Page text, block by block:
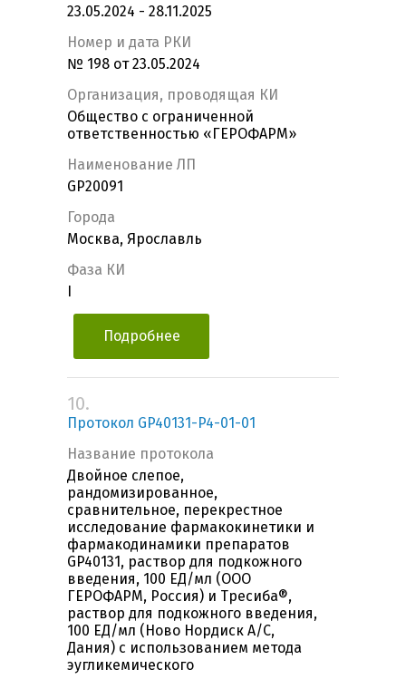
23.05.2024 - 28.11.2025
Номер и дата РКИ
№ 198 от 23.05.2024
Организация, проводящая КИ
Общество с ограниченной
ответственностью «ГЕРОФАРМ»
Наименование ЛП
GP20091
Города
Москва, Ярославль
Фаза КИ
Подробнее
10.
Протокол GP40131-P4-01-01
Название протокола
Двойное слепое,
рандомизированное,
сравнительное, перекрестное
исследование фармакокинетики и
фармакодинамики препаратов
GP40131, раствор для подкожного
введения, 100 ЕД/мл (ООО
ГЕРОФАРМ, Россия) и Тресиба®,
раствор для подкожного введения,
100 ЕД/мл (Ново Нордиск А/С,
Дания) с использованием метода
эугликемического